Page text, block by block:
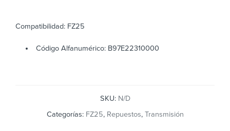
Compatibilidad: FZ25
Código Alfanumérico: B97E22310000
SKU: N/D
Categorías: FZ25, Repuestos, Transmisión